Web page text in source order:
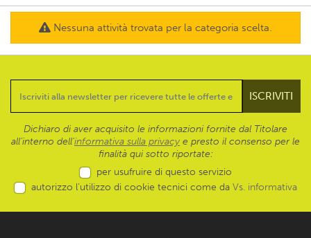
Nessuna attività trovata per la categoria scelta.
Dichiaro di aver acquisito le informazioni fornite dal Titolare
all’interno dell'informativa sulla privacy e presto il consenso per le
finalità qui sotto riportate:
per usufruire di questo servizio
autorizzo l’utilizzo di cookie tecnici come da Vs. informativa